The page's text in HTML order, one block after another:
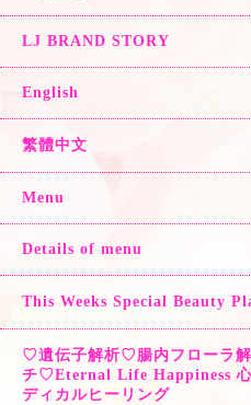
LJ BRAND STORY
English
繁體中文
Menu
Details of menu
This Weeks Special Beauty
♡遺伝子解析♡腸内フローラ
チ♡Eternal Life Happiness
ディカルヒーリング